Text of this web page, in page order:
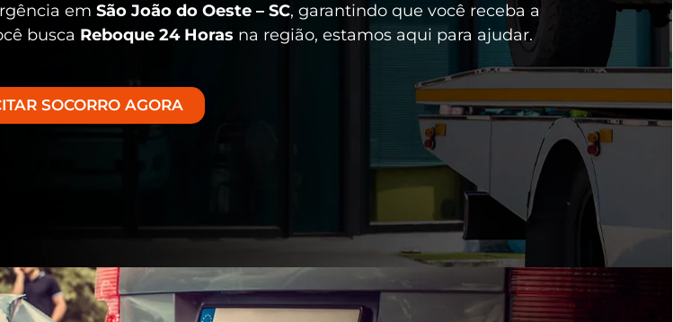
em São João do Oeste – SC, garantindo que você receba a
busca Reboque 24 Horas na região, estamos aqui para ajudar.
SOCORRO AGORA